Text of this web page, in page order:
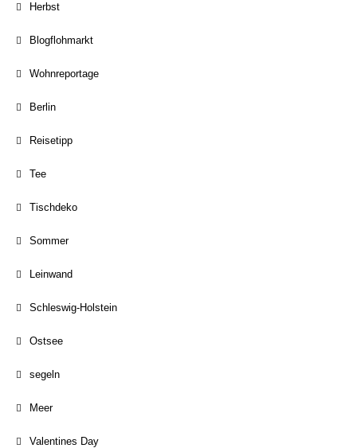
Herbst
Blogflohmarkt
Wohnreportage
Berlin
Reisetipp
Tee
Tischdeko
Sommer
Leinwand
Schleswig-Holstein
Ostsee
segeln
Meer
Valentines Day